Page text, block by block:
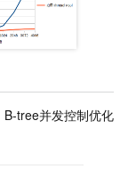
B-tree并发控制优化